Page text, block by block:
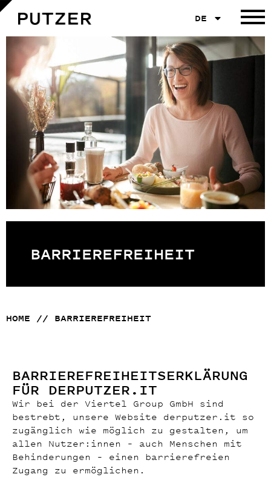
DE
BARRIEREFREIHEIT
HOME // BARRIEREFREIHEIT
BARRIEREFREIHEITSERKLÄRUNG
FÜR DERPUTZER.IT
Wir bei der Viertel Group GmbH sind
bestrebt, unsere Website derputzer.it so
zugänglich wie möglich zu gestalten, um
allen Nutzer:innen – auch Menschen mit
Behinderungen – einen barrierefreien
Zugang zu ermöglichen.